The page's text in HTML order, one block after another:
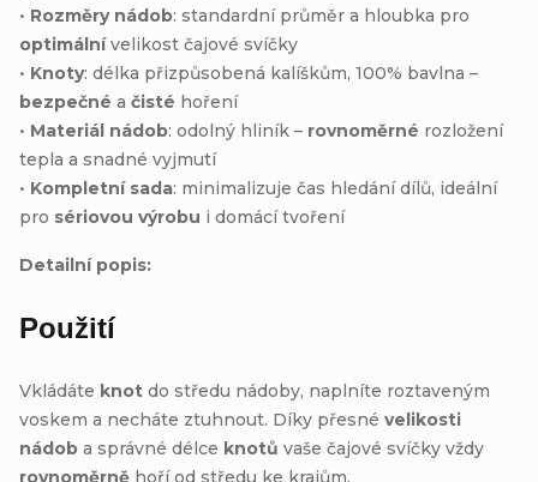
• Rozměry nádob: standardní průměr a hloubka pro
optimálnívelikost čajové svíčky
• Knoty: délka přizpůsobená kalíškům, 100% bavlna –
bezpečné a čisté hoření
• Materiál nádob: odolný hliník – rovnoměrné rozložení
tepla a snadné vyjmutí
• Kompletní sada: minimalizuje čas hledání dílů, ideální
pro sériovou výrobu i domácí tvoření
Detailní popis:
Použití
Vkládáte knot do středu nádoby, naplníte roztaveným
voskem a necháte ztuhnout. Díky přesné velikosti
nádob a správné délce knotů vaše čajové svíčky vždy
rovnoměrně hoří od středu ke krajům.